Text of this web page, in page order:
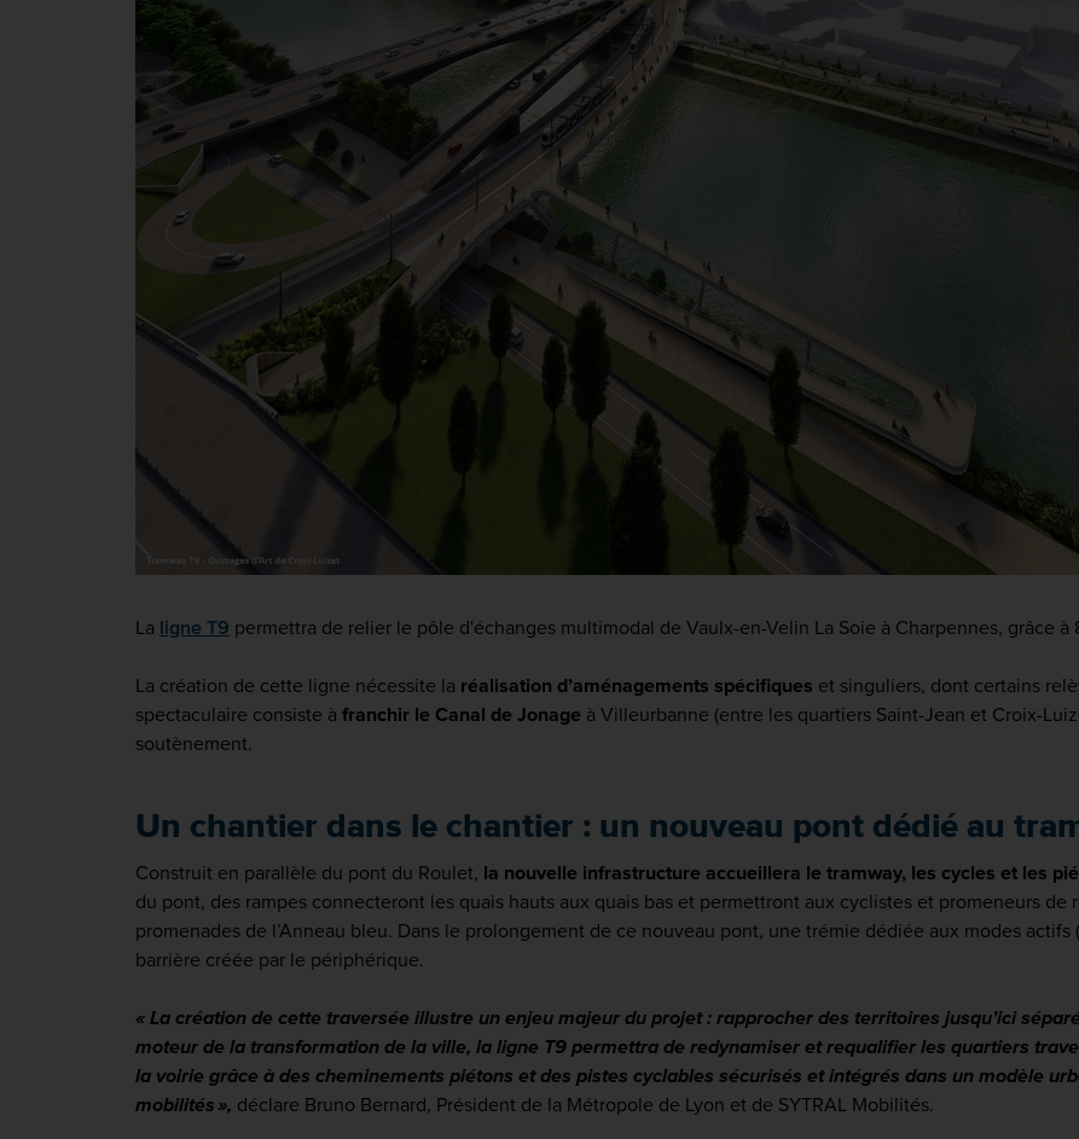
La ligne T9 permettra de relier le pôle d'échanges multimodal de Vaulx-en-Velin La Soie à Charpennes, grâce
La création de cette ligne nécessite la réalisation d’aménagements spécifiques et singuliers, dont certains
spectaculaire consiste à franchir le Canal de Jonage à Villeurbanne (entre les quartiers Saint-Jean et Croix-
soutènement.
Un chantier dans le chantier : un nouveau pont dédié au
Construit en parallèle du pont du Roulet, la nouvelle infrastructure accueillera le tramway, les cycles et les
du pont, des rampes connecteront les quais hauts aux quais bas et permettront aux cyclistes et promeneurs de
promenades de l’Anneau bleu. Dans le prolongement de ce nouveau pont, une trémie dédiée aux modes
barrière créée par le périphérique.
« La création de cette traversée illustre un enjeu majeur du projet : rapprocher des territoires jusqu’ici
moteur de la transformation de la ville, la ligne T9 permettra de redynamiser et requalifier les quartiers
la voirie grâce à des cheminements piétons et des pistes cyclables sécurisés et intégrés dans un modèle
mobilités », déclare Bruno Bernard, Président de la Métropole de Lyon et de SYTRAL Mobilités.